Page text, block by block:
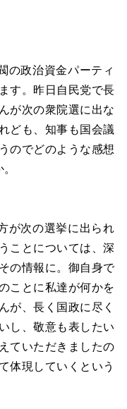
の政治資金パーティ
す。昨日自民党で長
が次の衆院選に出な
ども、知事も国会議
のでどのような感想
が次の選挙に出られ
ことについては、深
の情報に。御自身で
ことに私達が何かを
が、長く国政に尽く
し、敬意も表したい
ていただきましたの
体現していくという